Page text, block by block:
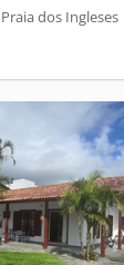
dos Ingleses